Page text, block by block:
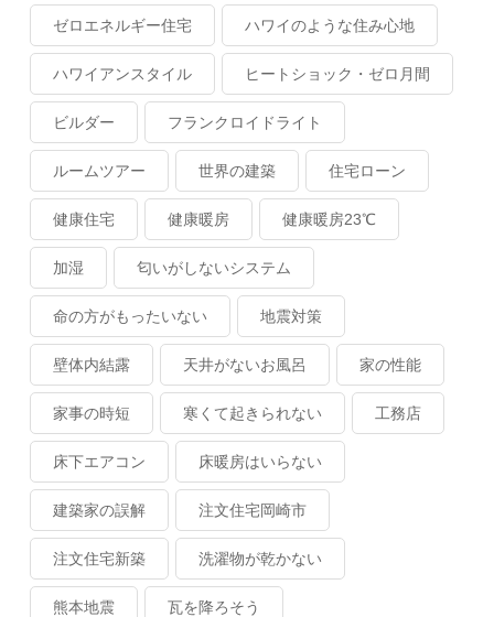
ゼロエネルギー住宅 ハワイのような住み心地
ハワイアンスタイル ヒートショック・ゼロ月間
ビルダー フランクロイドライト
ルームツアー 世界の建築 住宅ローン
健康住宅 健康暖房 健康暖房23℃
加湿 匂いがしないシステム
命の方がもったいない 地震対策
壁体内結露 天井がないお風呂 家の性能
家事の時短 寒くて起きられない 工務店
床下エアコン 床暖房はいらない
建築家の誤解 注文住宅岡崎市
注文住宅新築 洗濯物が乾かない
熊本地震 瓦を降ろそう